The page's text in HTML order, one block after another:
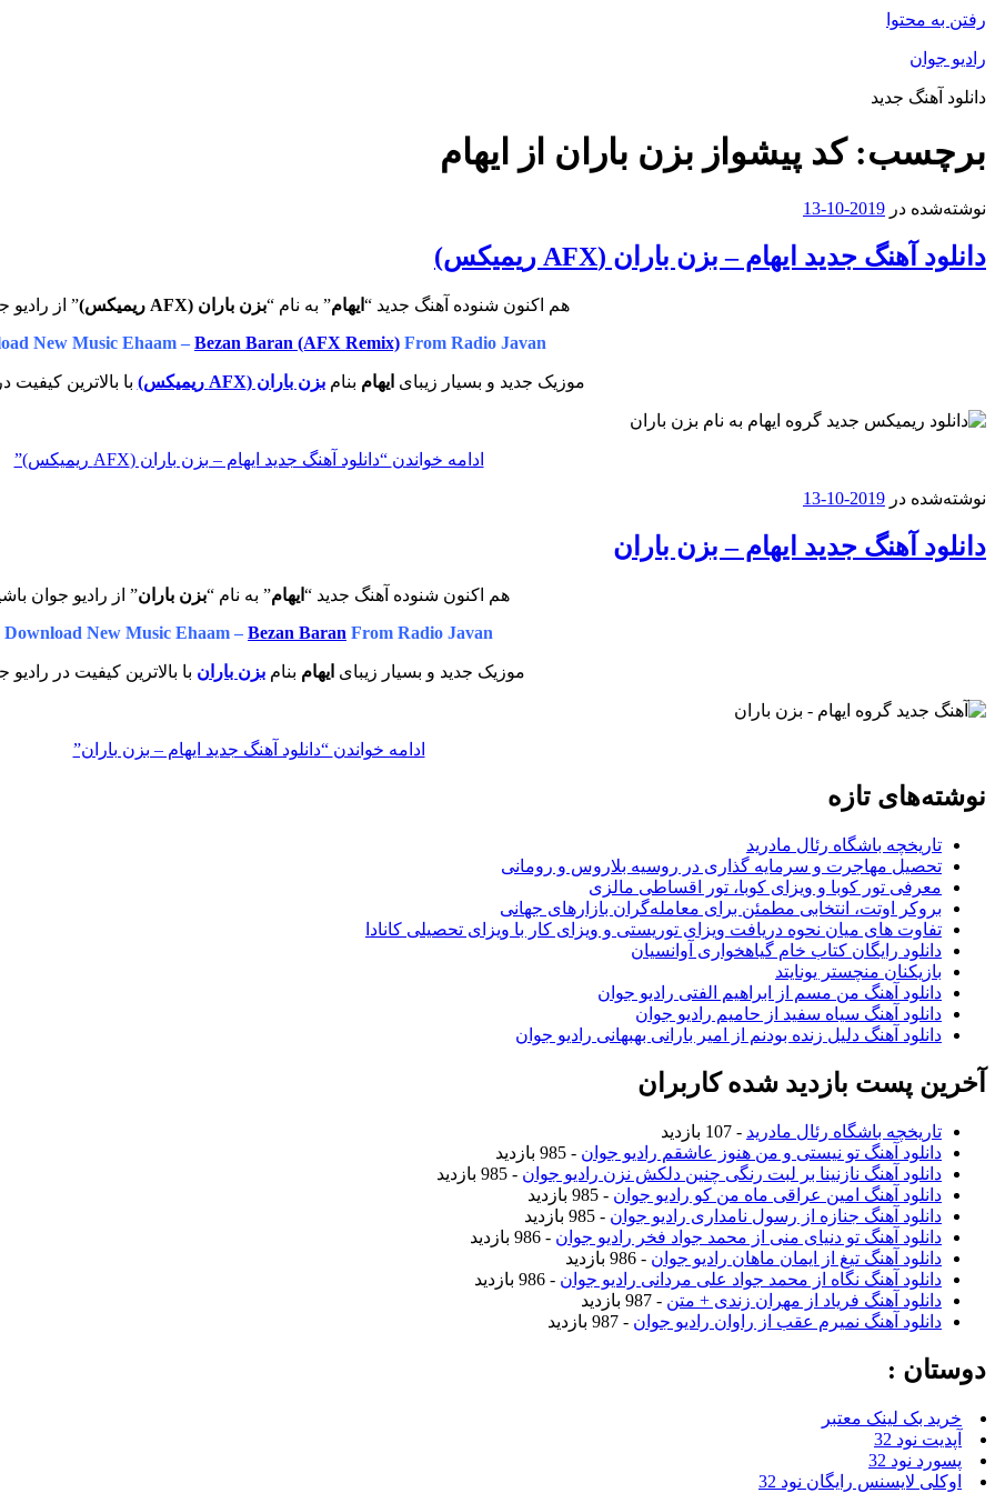
رفتن به محتوا
رادیو جوان
دانلود آهنگ جدید
برچسب:کد پیشواز بزن باران از ایهام
نوشته‌شده در 2019-10-13
دانلود آهنگ جدید ایهام – بزن باران (AFX ریمیکس)
هم اکنون شنوده آهنگ جدید “ ایهام” به نام “بزن باران (AFX ریمیکس)
” از رادیو
New Music Ehaam – Bezan Baran (AFX Remix) From Radio Javan
موزیک جدید و بسیار زیبای ایهام بنامبزن باران (AFX ریمیکس) با بالاترین کیفیت
ادامه خواندن “دانلود آهنگ جدید ایهام – بزن باران (AFX ریمیکس)”
نوشته‌شده در 2019-10-13
دانلود آهنگ جدید ایهام – بزن باران
هم اکنون شنوده آهنگ جدید “ ایهام” به نام “بزن باران” از رادیو جوان
Download New Music Ehaam – Bezan Baran From Radio Javan
موزیک جدید و بسیار زیبای ایهام بنام بزن باران با بالاترین کیفیت در رادیو
ادامه خواندن “دانلود آهنگ جدید ایهام – بزن باران”
نوشته‌های تازه
تاریخچه باشگاه رئال مادرید
تحصیل مهاجرت و سرمایه گذاری در روسیه بلاروس و رومانی
معرفی تور کوبا و ویزای کوبا، تور اقساطی مالزی
بروکر اوتت، انتخابی مطمئن برای معامله‌گران بازارهای جهانی
تفاوت های میان نحوه دریافت ویزای توریستی و ویزای کار با ویزای تحصیلی کانادا
دانلود رایگان کتاب خام گیاهخواری آوانسیان
بازیکنان منچستر یونایتد
دانلود آهنگ من مسم از ابراهیم الفتی رادیو جوان
دانلود آهنگ سیاه سفید از حامیم رادیو جوان
دانلود آهنگ دلیل زنده بودنم از امیر بارانی بهبهانی رادیو جوان
آخرین پست بازدید شده کاربران
تاریخچه باشگاه رئال مادرید - 107 بازدید
دانلود آهنگ تو نیستی و من هنوز عاشقم رادیو جوان - 985 بازدید
دانلود آهنگ نازنینا بر لبت رنگی چنین دلکش نزن رادیو جوان - 985 بازدید
دانلود آهنگ امین عراقی ماه من کو رادیو جوان - 985 بازدید
دانلود آهنگ جنازه از رسول نامداری رادیو جوان - 985 بازدید
دانلود آهنگ تو دنیای منی از محمد جواد فخر رادیو جوان - 986 بازدید
دانلود آهنگ تیغ از ایمان ماهان رادیو جوان - 986 بازدید
دانلود آهنگ نگاه از محمد جواد علی مردانی رادیو جوان - 986 بازدید
دانلود آهنگ فریاد از مهران زندی + متن - 987 بازدید
دانلود آهنگ نمیرم عقب از راوان رادیو جوان - 987 بازدید
دوستان :
خرید بک لینک معتبر
آپدیت نود 32
پسورد نود 32
اوکلی لایسنس رایگان نود 32